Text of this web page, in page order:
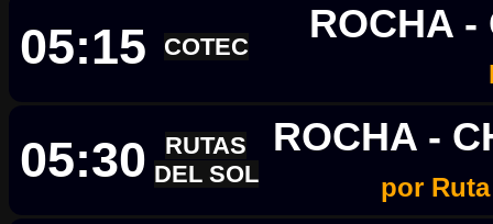
05:15 COTEC
ROCHA
05:30
RUTAS
DEL SOL
ROCHA -
por